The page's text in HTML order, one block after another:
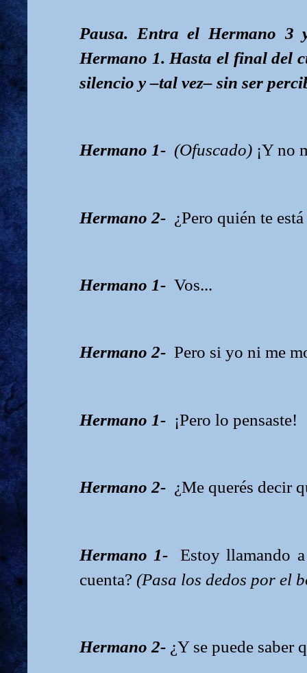
Pausa. Entra el Hermano 3
Hermano 1. Hasta el final del
silencio y –tal vez– sin ser
Hermano 1- (Ofuscado) ¡Y no
Hermano 2- ¿Pero quién te
Hermano 1- Vos...
Hermano 2- Pero si yo ni me
Hermano 1- ¡Pero lo pensaste!
Hermano 2- ¿Me querés decir
Hermano 1-
Estoy llamando
cuenta? (Pasa los dedos por el
Hermano 2- ¿Y se puede saber